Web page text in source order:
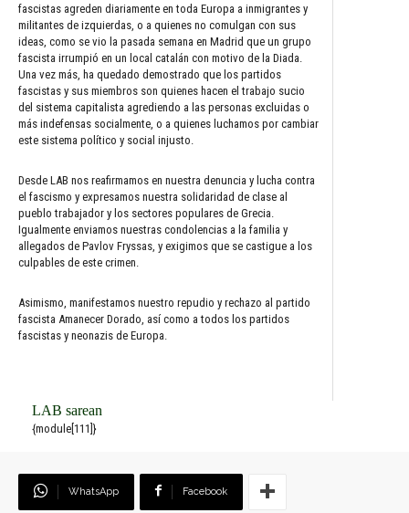
fascistas agreden diariamente en toda Europa a inmigrantes y
militantes de izquierdas, o a quienes no comulgan con sus
ideas, como se vio la pasada semana en Madrid que un grupo
fascista irrumpió en un local catalán con motivo de la Diada.
Una vez más, ha quedado demostrado que los partidos
fascistas y sus miembros son quienes hacen el trabajo sucio
del sistema capitalista agrediendo a las personas excluidas o
más indefensas socialmente, o a quienes luchamos por cambiar
este sistema político y social injusto.
Desde LAB nos reafirmamos en nuestra denuncia y lucha contra
el fascismo y expresamos nuestra solidaridad de clase al
pueblo trabajador y los sectores populares de Grecia.
Igualmente enviamos nuestras condolencias a la familia y
allegados de Pavlov Fryssas, y exigimos que se castigue a los
culpables de este crimen.
Asimismo, manifestamos nuestro repudio y rechazo al partido
fascista Amanecer Dorado, así como a todos los partidos
fascistas y neonazis de Europa.
LAB sarean
{module[111]}
WhatsApp Facebook